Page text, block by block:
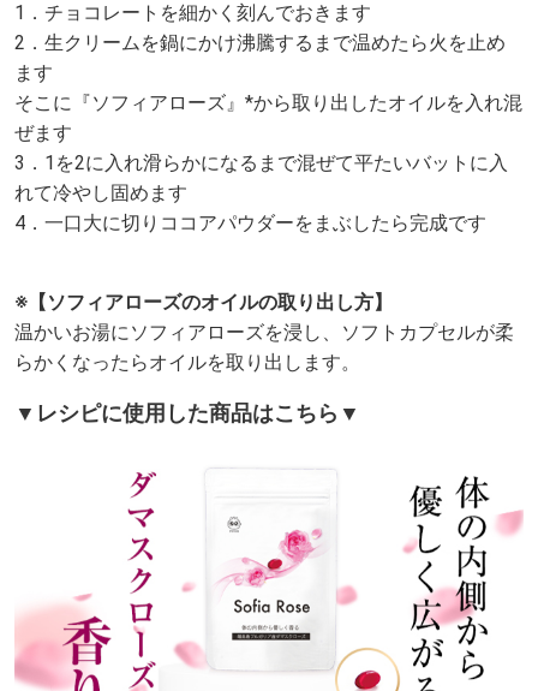
1．チョコレートを細かく刻んでおきます
2．生クリームを鍋にかけ沸騰するまで温めたら火を止め
ます
そこに『ソフィアローズ』*から取り出したオイルを入れ混
ぜます
3．1を2に入れ滑らかになるまで混ぜて平たいバットに入
れて冷やし固めます
4．一口大に切りココアパウダーをまぶしたら完成です
※【ソフィアローズのオイルの取り出し方】
温かいお湯にソフィアローズを浸し、ソフトカプセルが柔
らかくなったらオイルを取り出します。
▼レシピに使用した商品はこちら▼